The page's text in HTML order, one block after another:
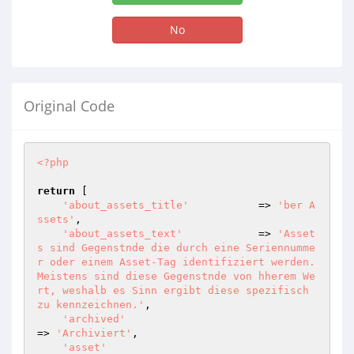
No
Original Code
<?php
return
'about_assets_title'
           =>
'ber A
ssets' ,
'about_assets_text'
            =>
'Asset
s sind Gegenstnde die durch eine Seriennumme
r oder einem Asset-Tag identifiziert werden.
Meistens sind diese Gegenstnde von hherem We
rt, weshalb es Sinn ergibt diese spezifisch
zu kennzeichnen.' ,
'archived'
=>
'Archiviert' ,
'asset'